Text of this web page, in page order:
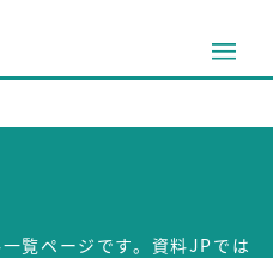
覧ページです。資料JPでは